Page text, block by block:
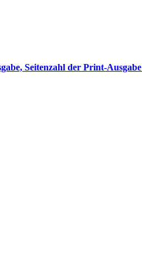
ISBN-13 ‏ : ‎ 978-3764533694, Originaltitel ‏ : ‎ For